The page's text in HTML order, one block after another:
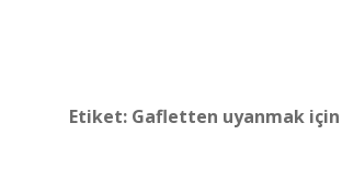
Etiket: Gafletten uyanmak için